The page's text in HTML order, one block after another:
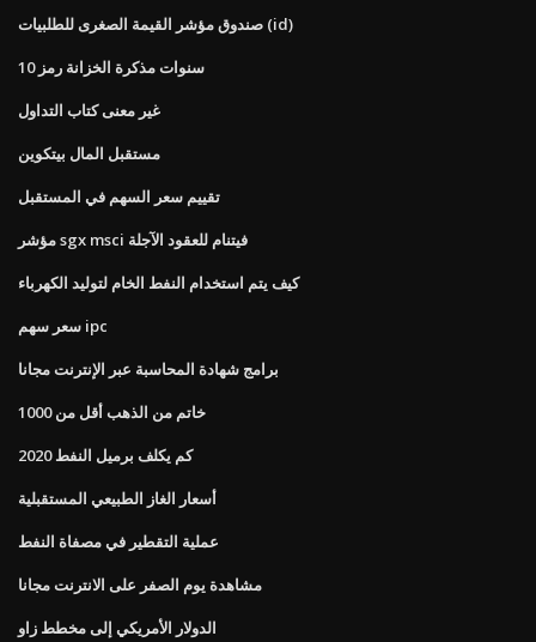
صندوق مؤشر القيمة الصغرى للطلبيات (id)
10 سنوات مذكرة الخزانة رمز
غير معنى كتاب التداول
مستقبل المال بيتكوين
تقييم سعر السهم في المستقبل
مؤشر sgx msci فيتنام للعقود الآجلة
كيف يتم استخدام النفط الخام لتوليد الكهرباء
سعر سهم ipc
برامج شهادة المحاسبة عبر الإنترنت مجانا
خاتم من الذهب أقل من 1000
كم يكلف برميل النفط 2020
أسعار الغاز الطبيعي المستقبلية
عملية التقطير في مصفاة النفط
مشاهدة يوم الصفر على الانترنت مجانا
الدولار الأمريكي إلى مخطط زاو